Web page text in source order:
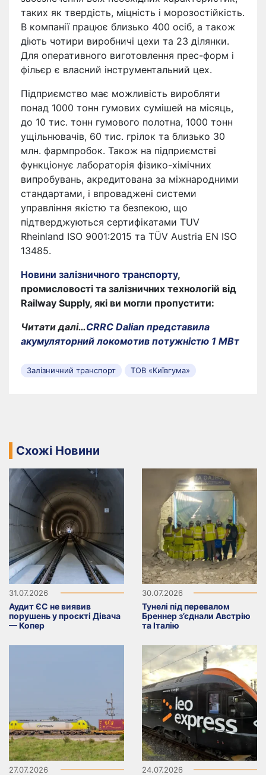
таких як твердість, міцність і морозостійкість.
В компанії працює близько 400 осіб, а також
діють чотири виробничі цехи та 23 ділянки.
Для оперативного виготовлення прес-форм і
фільєр є власний інструментальний цех.
Підприємство має можливість виробляти
понад 1000 тонн гумових сумішей на місяць,
до 10 тис. тонн гумового полотна, 1000 тонн
ущільнювачів, 60 тис. грілок та близько 30
млн. фармпробок. Також на підприємстві
функціонує лабораторія фізико-хімічних
випробувань, акредитована за міжнародними
стандартами, і впроваджені системи
управління якістю та безпекою, що
підтверджуються сертифікатами TUV
Rheinland ISO 9001:2015 та TÜV Austria EN ISO
13485.
Новини залізничного транспорту,
промисловості та залізничних технологій від
Railway Supply, які ви могли пропустити:
Читати далі…CRRC Dalian представила
акумуляторний локомотив потужністю 1 МВт
Залізничний транспорт ТОВ «Київгума»
Схожі Новини
31.07.2026
Аудит ЄС не виявив
порушень у проєкті Дівача
— Копер
30.07.2026
Тунелі під перевалом
Бреннер з’єднали Австрію
та Італію
27.07.2026 24.07.2026